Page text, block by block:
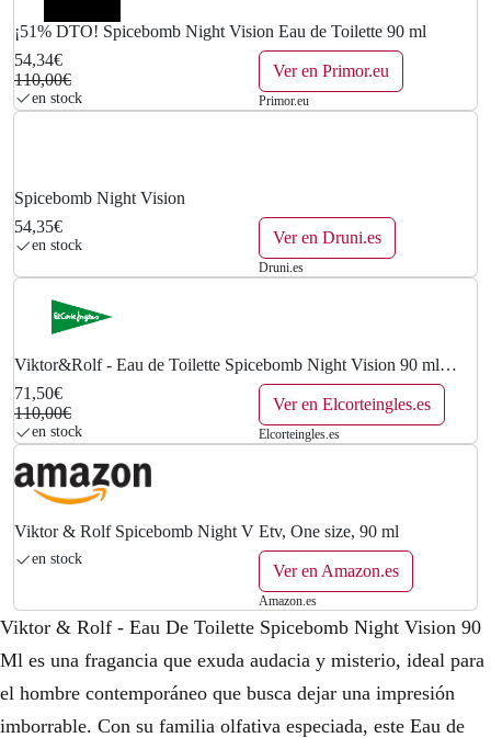
a
0
¡51% DTO! Spicebomb Night Vision Eau de Toilette 90 ml
54,34€
110,00€
en stock
Ver en Primor.eu
Primor.eu
Spicebomb Night Vision
54,35€
en stock Ver en Druni.es
Druni.es
Viktor&Rolf - Eau de Toilette Spicebomb Night Vision 90 ml
Viktor & Rolf.
71,50€
110,00€
en stock
Ver en Elcorteingles.es
Elcorteingles.es
Viktor & Rolf Spicebomb Night V Etv, One size, 90 ml
en stock
Ver en Amazon.es
Amazon.es
Viktor & Rolf - Eau De Toilette Spicebomb Night Vision 90
Ml es una fragancia que exuda audacia y misterio, ideal para
el hombre contemporáneo que busca dejar una impresión
imborrable. Con su familia olfativa especiada, este Eau de